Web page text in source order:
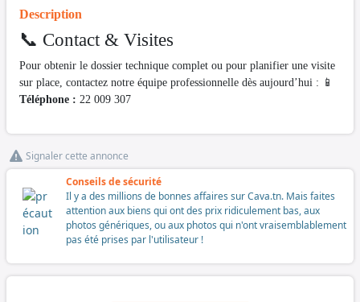
Description
📞 Contact & Visites
Pour obtenir le dossier technique complet ou pour planifier une visite
sur place, contactez notre équipe professionnelle dès aujourd’hui : 📱
Téléphone : 22 009 307
Signaler cette annonce
Conseils de sécurité
Il y a des millions de bonnes affaires sur Cava.tn. Mais faites
attention aux biens qui ont des prix ridiculement bas, aux
photos génériques, ou aux photos qui n'ont vraisemblablement
pas été prises par l'utilisateur !